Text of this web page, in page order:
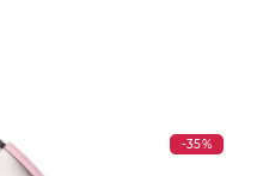
-35%